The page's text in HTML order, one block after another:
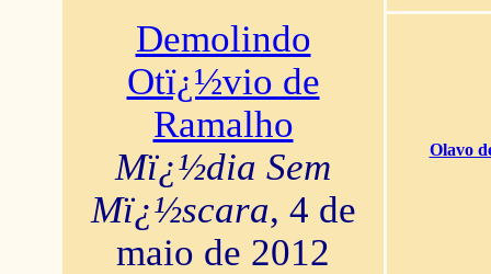
Demolindo
Otï¿½vio de
Ramalho
Mï¿½dia Sem
Mï¿½scara, 4 de
maio de 2012
Olavo